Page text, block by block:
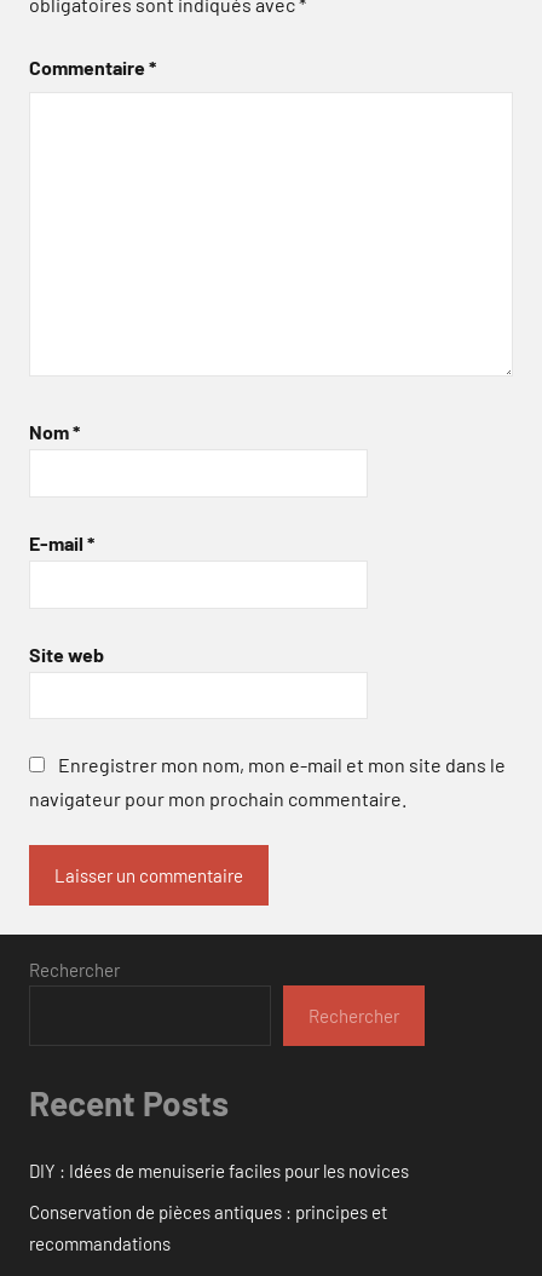
Commentaire*
Nom*
E-mail *
Site web
Enregistrer mon nom, mon e-mail et mon site dans le
navigateur pour mon prochain commentaire.
Rechercher
Rechercher
Recent Posts
DIY : Idées de menuiserie faciles pour les novices
Conservation de pièces antiques : principes et
recommandations